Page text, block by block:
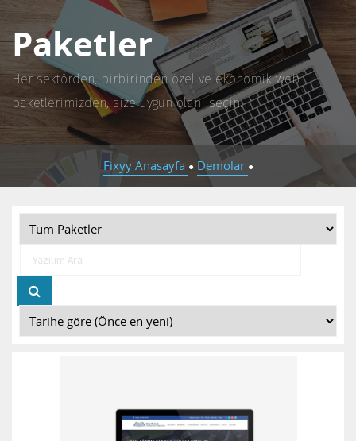
Paketler
Her sektörden, birbirinden özel ve ekonomik web
paketlerimizden, size uygun olanı seçin.
Fixyy Anasayfa ● Demolar ●